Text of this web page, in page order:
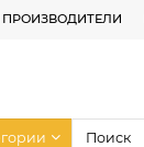
ПРОИЗВОДИТЕЛИ